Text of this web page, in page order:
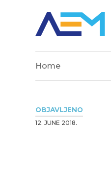
Home
OBJAVLJENO
12. JUNE 2018.